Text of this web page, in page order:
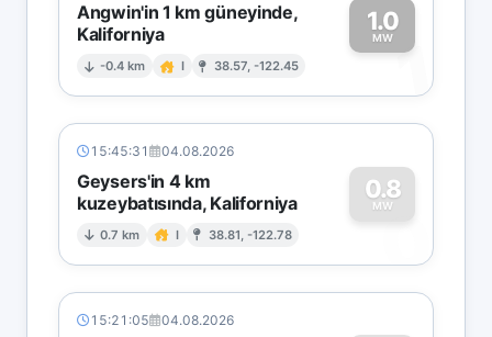
Angwin'in 1 km güneyinde,
Kaliforniya
-0.4 km I 38.57, -122.45
1.0
MW1
15:45:31 04.08.2026
Geysers'in 4 km
kuzeybatısında, Kaliforniya
0.7 km I 38.81, -122.78
0.8
MW
0
15:21:05 04.08.2026